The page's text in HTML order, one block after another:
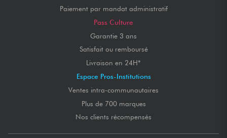
Paiement par mandat administratif
Pass Culture
Garantie 3 ans
Satisfait ou remboursé
Livraison en 24H*
Espace Pros-Institutions
Ventes intra-communautaires
Plus de 700 marques
Nos clients récompensés